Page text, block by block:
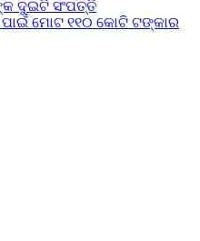
ଦୁଇଟି ସଂପତ୍ତି
ପାଇଁ ମୋଟ ୧୧୦ କୋଟି ଟଙ୍କାର